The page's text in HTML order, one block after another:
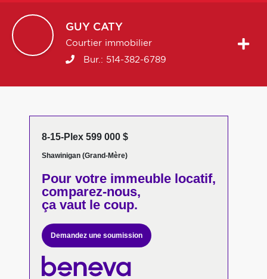
GUY CATY
Courtier immobilier
Bur.: 514-382-6789
8-15-Plex 599 000 $
Shawinigan (Grand-Mère)
Pour votreimmeuble locatif,
comparez-nous,
ça vaut le coup.
Demandez une soumission